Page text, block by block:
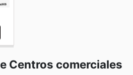
Centros comerciales